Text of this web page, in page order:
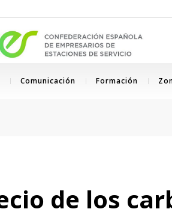
Comunicación Formación
de los